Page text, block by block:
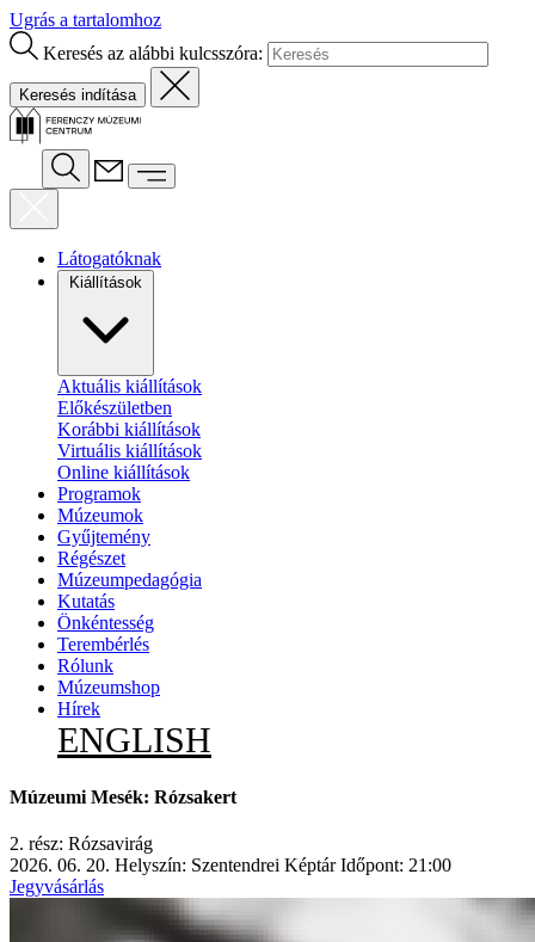
Ugrás a tartalomhoz
Keresés az alábbi kulcsszóra:
Látogatóknak
Kiállítások
Aktuális kiállítások
Előkészületben
Korábbi kiállítások
Virtuális kiállítások
Online kiállítások
Programok
Múzeumok
Gyűjtemény
Régészet
Múzeumpedagógia
Kutatás
Önkéntesség
Terembérlés
Rólunk
Múzeumshop
Hírek
ENGLISH
Múzeumi Mesék: Rózsakert
2. rész: Rózsavirág
2026. 06. 20. Helyszín: Szentendrei Képtár Időpont: 21:00
Jegyvásárlás